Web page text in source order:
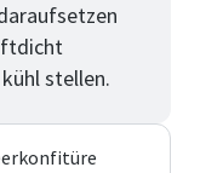
stellen.